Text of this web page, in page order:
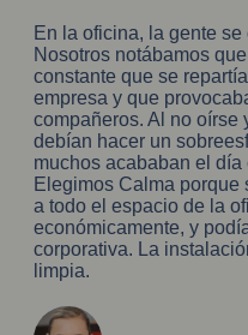
En la oficina, la gente
Nosotros notábamos
constante que se
empresa y que
compañeros. Al no oírse
debían hacer un
muchos acababan el
Elegimos Calma
a todo el espacio de la
económicamente, y
corporativa. La
limpia.